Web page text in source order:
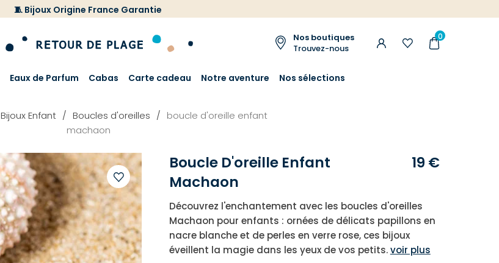
🧵 Bijoux Origine France Garantie
Nos boutiques
Trouvez-nous
0
Eaux de Parfum Cabas Carte cadeau Notre aventure Nos sélections
Bijoux Enfant Boucles d'oreilles
boucle d'oreille enfant
machaon
Ajouter
à
votre
liste
d'envies
Boucle D'oreille Enfant
Machaon
19 €
Découvrez l'enchantement avec les boucles d'oreilles
Machaon pour enfants : ornées de délicats papillons en
nacre blanche et de perles en verre rose, ces bijoux
éveillent la magie dans les yeux de vos petits.voir plus